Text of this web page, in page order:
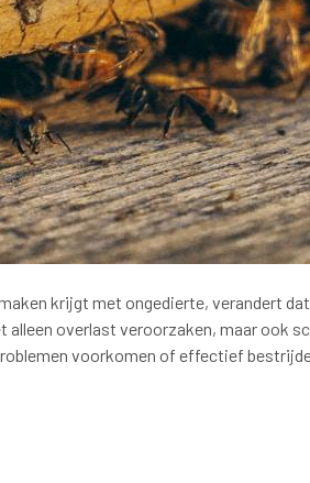
krijgt met ongedierte, verandert
overlast veroorzaken, maar ook
voorkomen of effectief